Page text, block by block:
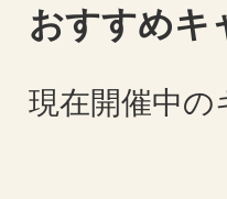
おすすめキ
現在開催中